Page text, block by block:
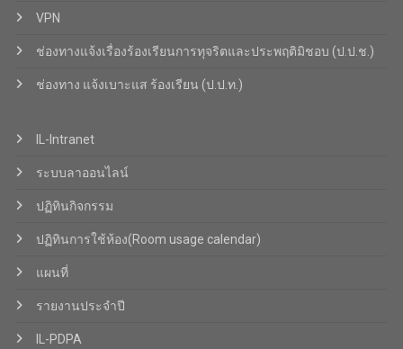
VPN
ช่องทางแจ้งเรื่องร้องเรียนการทุจริตและประพฤติมิชอบ (ป.ป.ช.)
ช่องทาง แจ้งเบาะแส ร้องเรียน (ป.ป.ท.)
IL-Intranet
ระบบลาออนไลน์
ปฏิทินกิจกรรม
ปฏิทินการใช้ห้อง(Room usage calendar)
แผนที่
รายงานประจำปี
IL-PDPA